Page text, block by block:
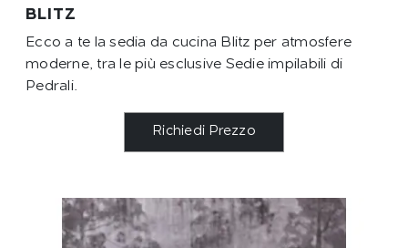
BLITZ
Ecco a te la sedia da cucina Blitz per atmosfere
moderne, tra le più esclusive Sedie impilabili di
Pedrali.
Richiedi Prezzo